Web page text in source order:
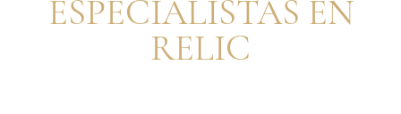
ESPECIALISTAS EN
RELIC